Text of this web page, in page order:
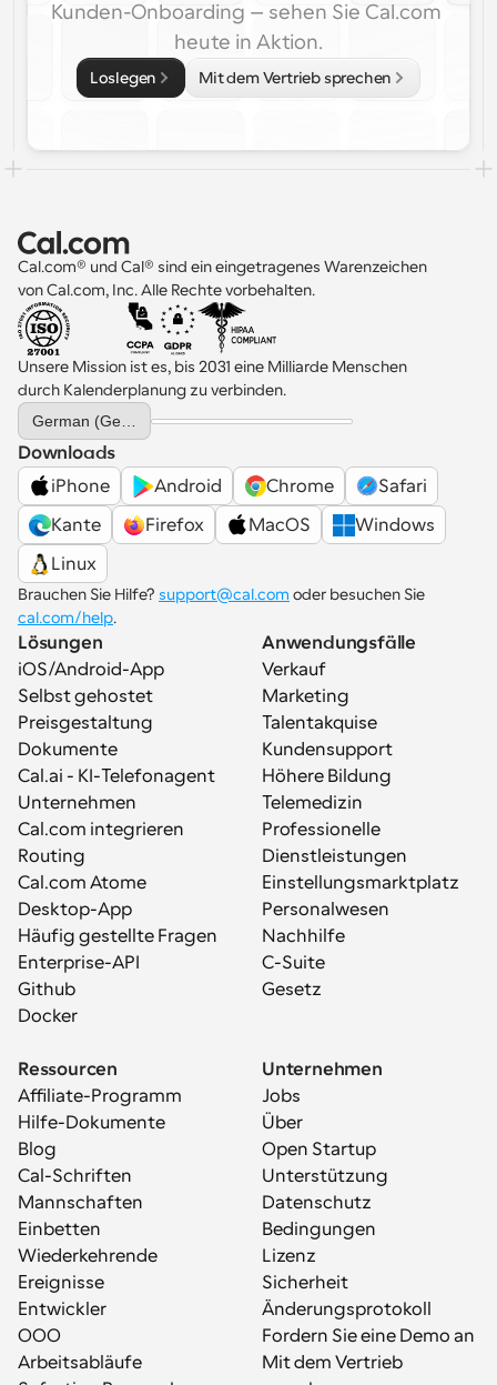
Kunden-Onboarding – sehen Sie Cal.com
heute in Aktion.
Loslegen Mit dem Vertrieb sprechen
Cal.com® und Cal® sind ein eingetragenes Warenzeichen
von Cal.com, Inc. Alle Rechte vorbehalten.
Unsere Mission ist es, bis 2031 eine Milliarde Menschen
durch Kalenderplanung zu verbinden.
Select Language
Downloads
iPhone
Android Chrome
Safari
Kante
Firefox MacOS
Windows
Linux
Brauchen Sie Hilfe? support@cal.com
cal.com/help.
Lösungen
iOS/Android-App
Selbst gehostet
Preisgestaltung
Dokumente
Cal.ai - KI-Telefonagent
Unternehmen
Cal.com integrieren
Routing
Cal.com Atome
Desktop-App
Häufig gestellte Fragen
Enterprise-API
Github
Docker
Anwendungsfälle
Verkauf
Marketing
Talentakquise
Kundensupport
Höhere Bildung
Telemedizin
Professionelle
Dienstleistungen
Einstellungsmarktplatz
Personalwesen
Nachhilfe
C-Suite
Gesetz
Ressourcen
Affiliate-Programm
Hilfe-Dokumente
Blog
Cal-Schriften
Mannschaften
Einbetten
Wiederkehrende
Ereignisse
Entwickler
OOO
Arbeitsabläufe
Unternehmen
Jobs
Über
Open Startup
Unterstützung
Datenschutz
Bedingungen
Lizenz
Sicherheit
Änderungsprotokoll
Fordern Sie eine Demo an
Mit dem Vertrieb